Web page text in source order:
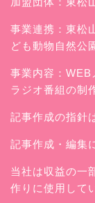
事業連携：東松
ども動物自然公
事業内容：WEB
ラジオ番組の制
記事作成の指針
記事作成・編集
当社は収益の一
作りに使用して